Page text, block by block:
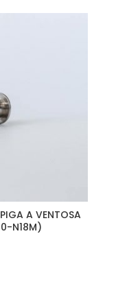
A VENTOSA
N18M)